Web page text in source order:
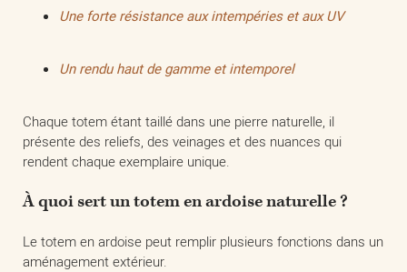
Une forte résistance aux intempéries et aux UV
Un rendu haut de gamme et intemporel
Chaque totem étant taillé dans une pierre naturelle, il
présente des reliefs, des veinages et des nuances qui
rendent chaque exemplaire unique.
À quoi sert un totem en ardoise naturelle ?
Le totem en ardoise peut remplir plusieurs fonctions dans un
aménagement extérieur.